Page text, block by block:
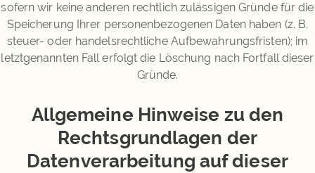
sofern wir keine anderen rechtlich zulässigen Gründe für die
Speicherung Ihrer personenbezogenen Daten haben (z. B.
steuer- oder handelsrechtliche Aufbewahrungsfristen); im
letztgenannten Fall erfolgt die Löschung nach Fortfall dieser
Gründe.
Allgemeine Hinweise zu den
Rechtsgrundlagen der
Datenverarbeitung auf dieser